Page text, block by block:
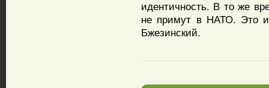
идентичность. В то же
не примут в НАТО. Это
Бжезинский.